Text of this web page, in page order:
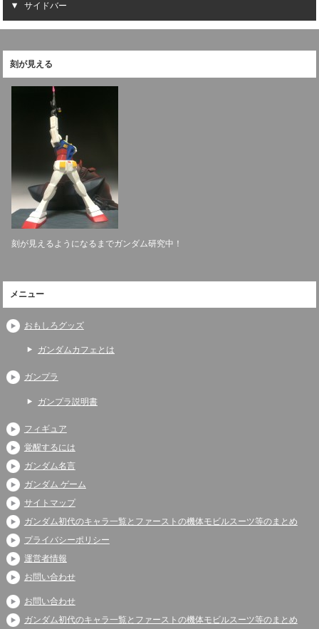
サイドバー
刻が見える
刻が見えるようになるまでガンダム研究中！
メニュー
おもしろグッズ
ガンダムカフェとは
ガンプラ
ガンプラ説明書
フィギュア
覚醒するには
ガンダム名言
ガンダム ゲーム
サイトマップ
ガンダム初代のキャラ一覧とファーストの機体モビルスーツ等のまとめ
プライバシーポリシー
運営者情報
お問い合わせ
お問い合わせ
ガンダム初代のキャラ一覧とファーストの機体モビルスーツ等のまとめ